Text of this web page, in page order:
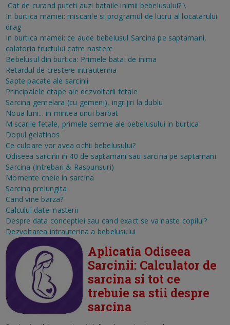
Cat de curand puteti auzi bataile inimii bebelusului? \
In burtica mamei: miscarile si programul de lucru al locatarului
drag
In burtica mamei: ce aude bebelusul Sarcina pe saptamani,
calatoria fructului catre nastere
Bebelusul din burtica: Primele batai de inima
Retardul de crestere intrauterina
Sapte pacate ale sarcinii
Principalele etape ale dezvoltarii fetale
Sarcina gemelara (cu gemeni), ingrijiri la dublu
Noua luni... in mintea unui barbat
Miscarile fetale, primele semne ale bebelusului in burtica
Dopul gelatinos
Ce culoare vor avea ochii bebelusului?
Odiseea sarcinii in 40 de saptamani sau sarcina pe saptamani
Sarcina (Intrebari & Raspunsuri)
Momente cheie in sarcina
Sarcina prelungita
Cand vine barza?
Calculul datei nasterii
Despre data conceptiei sau cand exact se va naste copilul?
Dezvoltarea intrauterina a bebelusului
Aplicatia Odiseea
Sarcinii: Calculator de
sarcina si tot ce
trebuie sa stii despre
sarcina